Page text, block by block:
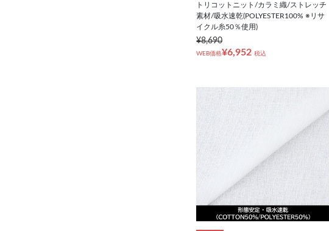
トリコットニット/カラミ織/ストレッチ
素材/吸水速乾(POLYESTER100% ※リサ
イクル糸50％使用)
¥8,690
WEB価格¥6,952 税込